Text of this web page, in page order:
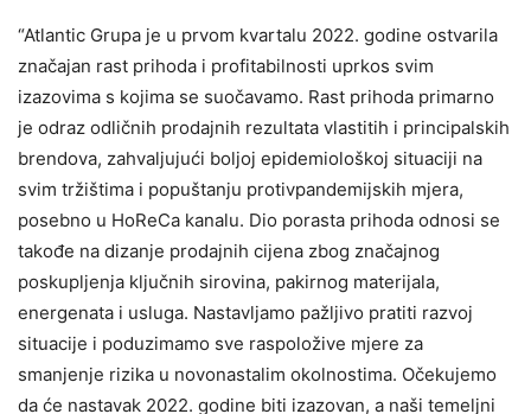
“Atlantic Grupa je u prvom kvartalu 2022. godine ostvarila
značajan rast prihoda i profitabilnosti uprkos svim
izazovima s kojima se suočavamo. Rast prihoda primarno
je odraz odličnih prodajnih rezultata vlastitih i principalskih
brendova, zahvaljujući boljoj epidemiološkoj situaciji na
svim tržištima i popuštanju protivpandemijskih mjera,
posebno u HoReCa kanalu. Dio porasta prihoda odnosi se
takođe na dizanje prodajnih cijena zbog značajnog
poskupljenja ključnih sirovina, pakirnog materijala,
energenata i usluga. Nastavljamo pažljivo pratiti razvoj
situacije i poduzimamo sve raspoložive mjere za
smanjenje rizika u novonastalim okolnostima. Očekujemo
da će nastavak 2022. godine biti izazovan, a naši temeljni